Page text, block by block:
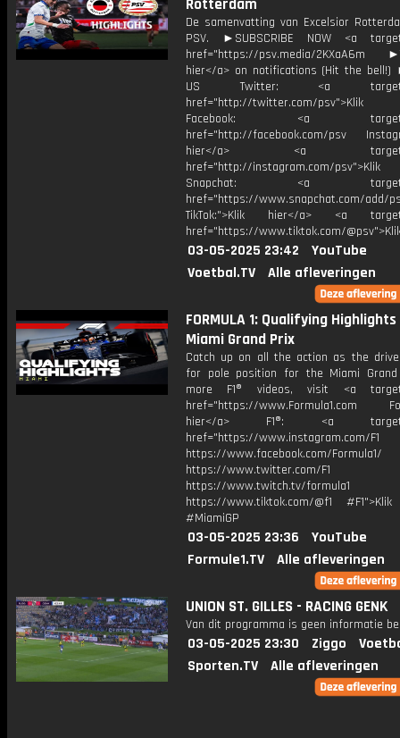
Rotterdam
De samenvatting van Excelsior
PSV. ►SUBSCRIBE NOW <a
href="https://psv.media/2KXaA6m
hier</a> on notifications (Hit the bell!)
US Twitter: <a
href="http://twitter.com/psv">Klik
Facebook: <a
href="http://facebook.com/psv
hier</a> <a
href="http://instagram.com/
Snapchat: <a
href="https://www.snapchat.com/add/
TikTok:">Klik hier</a> <a
href="https://www.tiktok.com/
03-05-2025 23:42
YouTube
Voetbal.TV
Alle afleveringen
FORMULA 1: Qualifying
Miami Grand Prix
Catch up on all the action as the
for pole position for the Miami
more F1® videos, visit <a
href="https://www.Formula1.com
hier</a> F1®: <a
href="https://www.instagram.com/F1
https://www.facebook.com/Formula1/
https://www.twitter.com/F1
https://www.twitch.tv/formula1
https://www.tiktok.com/@f1
#MiamiGP
03-05-2025 23:36
YouTube
Formule1.TV
Alle afleveringen
UNION ST. GILLES - RACING GENK
Van dit programma is geen informatie
03-05-2025 23:30 Ziggo
Sporten.TV
Alle afleveringen